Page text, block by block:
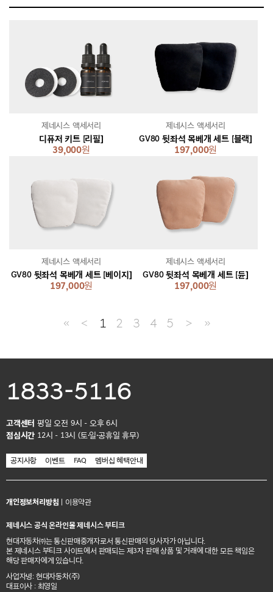
디퓨저 키트 [리필]
39,000원
제네시스 액세서리
GV80 뒷좌석 목베개 세트 [블랙]
197,000원
제네시스 액세서리
GV80 뒷좌석 목베개 세트 [베이지]
197,000원
제네시스 액세서리
GV80 뒷좌석 목베개 세트 [듄]
197,000원
제네시스 액세서리
≪ ＜ 1 2 3 4 5 ＞ ≫
1833-5116
고객센터 평일 오전 9시 - 오후 6시
점심시간 12시 - 13시 (토·일·공휴일 휴무)
공지사항 이벤트 FAQ 멤버십 혜택안내
개인정보처리방침 | 이용약관
제네시스 공식 온라인몰 제네시스 부티크
현대자동차㈜는 통신판매중개자로서 통신판매의 당사자가 아닙니다.
본 제네시스 부티크 사이트에서 판매되는 제3자 판매 상품 및 거래에 대한 모든 책임은
해당 판매자에게 있습니다.
사업자명: 현대자동차(주)
대표이사 : 최영일